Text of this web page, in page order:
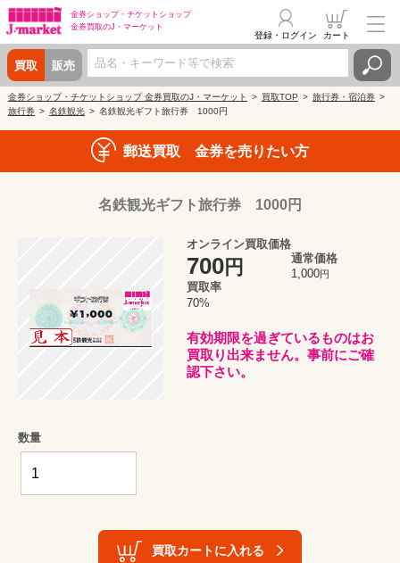
金券ショップ・ チケットショップ
金券買取のJ・マーケット
買取 販売
登録・ログイン カート
金券ショップ・チケットショップ 金券買取のJ・マーケット 買取TOP
旅行券・宿泊券
旅行券
名鉄観光 名鉄観光ギフト旅行券 1000円
郵送買取 金券を売りたい方
名鉄観光ギフト旅行券 1000円
オンライン買取価格
700円
通常価格
1,000円
買取率
70%
有効期限を過ぎているものはお
買取り出来ません。事前にご確
認下さい。
数量
買取カートに入れる